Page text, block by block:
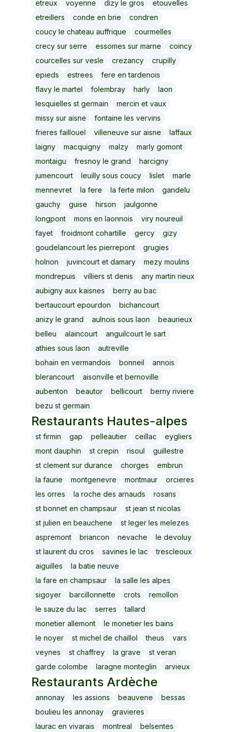
etreux voyenne dizy le gros
etouvelles
etreillers
conde en brie
condren
coucy le chateau auffrique
courmelles
crecy sur serre
essomes sur marne
coincy
courcelles sur vesle
crezancy
crupilly
epieds
estrees
fere en tardenois
flavy le martel
folembray harly
laon
lesquielles st germain
mercin et vaux
missy sur aisne
fontaine les vervins
frieres faillouel
villeneuve sur aisne
laffaux
laigny
macquigny malzy
marly gomont
montaigu
fresnoy le grand
harcigny
jumencourt
leuilly sous coucy lislet
marle
mennevret
la fere la ferte milon
gandelu
gauchy
guise hirson
jaulgonne
longpont
mons en laonnois
viry noureuil
fayet
froidmont cohartille gercy
gizy
goudelancourt les pierrepont
grugies
holnon
juvincourt et damary
mezy moulins
mondrepuis
villiers st denis
any martin rieux
aubigny aux kaisnes
berry au bac
bertaucourt epourdon
bichancourt
anizy le grand
aulnois sous laon
beaurieux
belleu
alaincourt
anguilcourt le sart
athies sous laon
autreville
bohain en vermandois
bonneil
annois
blerancourt
aisonville et bernoville
aubenton
beautor bellicourt
berny riviere
bezu st germain
Restaurants Hautes-alpes
st firmin gap pelleautier ceillac
eygliers
mont dauphin
st crepin risoul
guillestre
st clement sur durance
chorges
embrun
la faurie
montgenevre montmaur
orcieres
les orres
la roche des arnauds
rosans
st bonnet en champsaur
st jean st nicolas
st julien en beauchene
st leger les melezes
aspremont
briancon nevache
le devoluy
st laurent du cros
savines le lac
trescleoux
aiguilles
la batie neuve
la fare en champsaur
la salle les alpes
sigoyer
barcillonnette crots
remollon
le sauze du lac
serres
tallard
monetier allemont
le monetier les bains
le noyer
st michel de chaillol theus
vars
veynes
st chaffrey la grave
st veran
garde colombe
laragne monteglin arvieux
Restaurants Ardèche
annonay les assions beauvene
bessas
boulieu les annonay
gravieres
laurac en vivarais
montreal
belsentes